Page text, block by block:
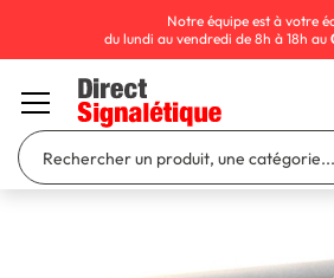
Notre équipe est à votre
du lundi au vendredi de 8h à 18h au